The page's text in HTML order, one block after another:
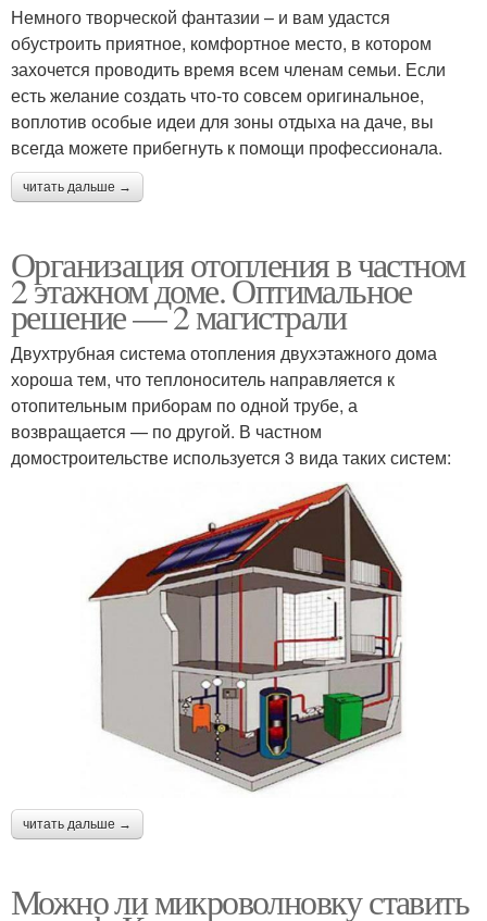
Немного творческой фантазии – и вам удастся
обустроить приятное, комфортное место, в котором
захочется проводить время всем членам семьи. Если
есть желание создать что-то совсем оригинальное,
воплотив особые идеи для зоны отдыха на даче, вы
всегда можете прибегнуть к помощи профессионала.
читать дальше →
Организация отопления в частном
2 этажном доме. Оптимальное
решение — 2 магистрали
Двухтрубная система отопления двухэтажного дома
хороша тем, что теплоноситель направляется к
отопительным приборам по одной трубе, а
возвращается — по другой. В частном
домостроительстве используется 3 вида таких систем:
читать дальше →
Можно ли микроволновку ставить